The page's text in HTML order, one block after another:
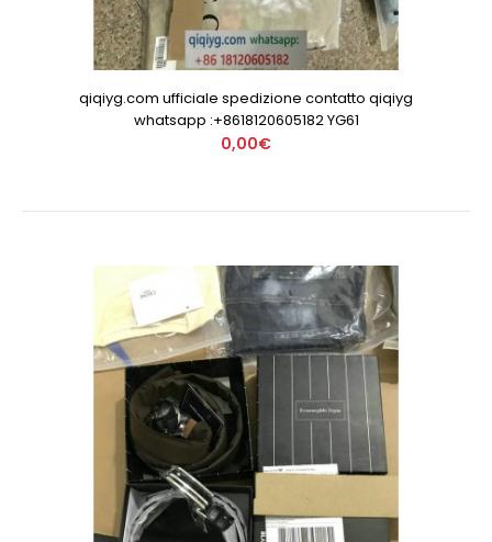
qiqiyg.com ufficiale spedizione contatto qiqiyg
whatsapp :+8618120605182 YG61
0,00€